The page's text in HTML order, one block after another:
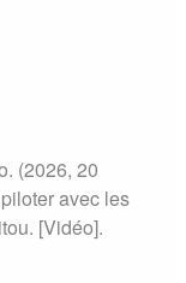
(2026, 20
avec les
[Vidéo].